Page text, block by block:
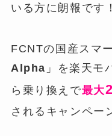
いる方に朗報です！
FCNTの国産スマ
Alpha 」を楽天モ
ら乗り換えで最大
されるキャンペー